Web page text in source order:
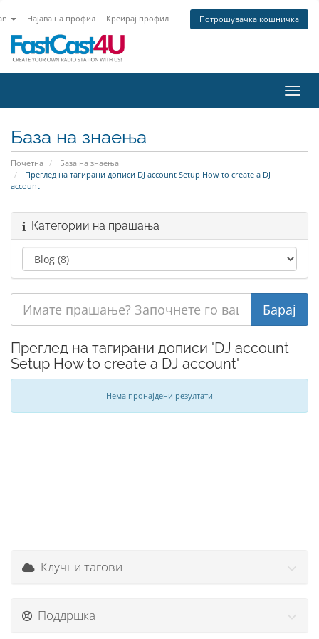
Најава на профил Креирај профил Потрошувачка кошничка
База на знаења
Почетна
База на знаења
Преглед на тагирани дописи DJ account Setup How to create a DJ
account
Категории на прашања
Преглед на тагирани дописи 'DJ account
Setup How to create a DJ account'
Нема пронајдени резултати
Клучни тагови
Поддршка